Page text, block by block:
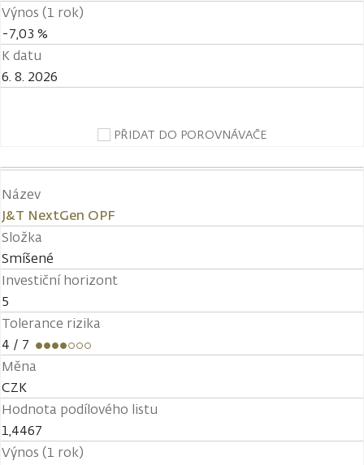
Výnos (1 rok)
-7,03 %
K datu
6. 8. 2026
PŘIDAT DO POROVNÁVAČE
Název
J&T NextGen OPF
Složka
Smíšené
Investiční horizont
5
Tolerance rizika
4 / 7
Měna
CZK
Hodnota podílového listu
1,4467
Výnos (1 rok)